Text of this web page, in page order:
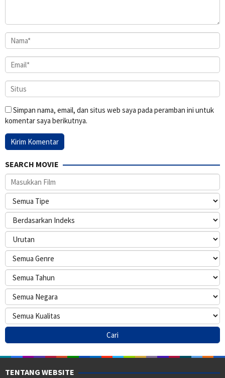
Simpan nama, email, dan situs web saya pada peramban ini untuk
komentar saya berikutnya.
SEARCH MOVIE
TENTANG WEBSITE